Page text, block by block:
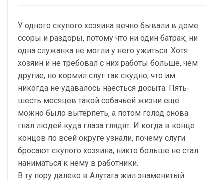
У одного скупого хозяина вечно бывали в доме
ссоры и раздоры, потому что ни один батрак, ни
одна служанка не могли у него ужиться. Хотя
хозяин и не требовал с них работы больше, чем
другие, но кормил слуг так скудно, что им
никогда не удавалось наесться досыта. Пять-
шесть месяцев такой собачьей жизни еще
можно было вытерпеть, а потом голод снова
гнал людей куда глаза глядят. И когда в конце
концов по всей округе узнали, почему слуги
бросают скупого хозяина, никто больше не стал
наниматься к нему в работники.
В ту пору далеко в Алутага жил знаменитый